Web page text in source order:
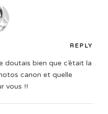
REPLY
doutais bien que c’était la
canon et quelle
vous !!